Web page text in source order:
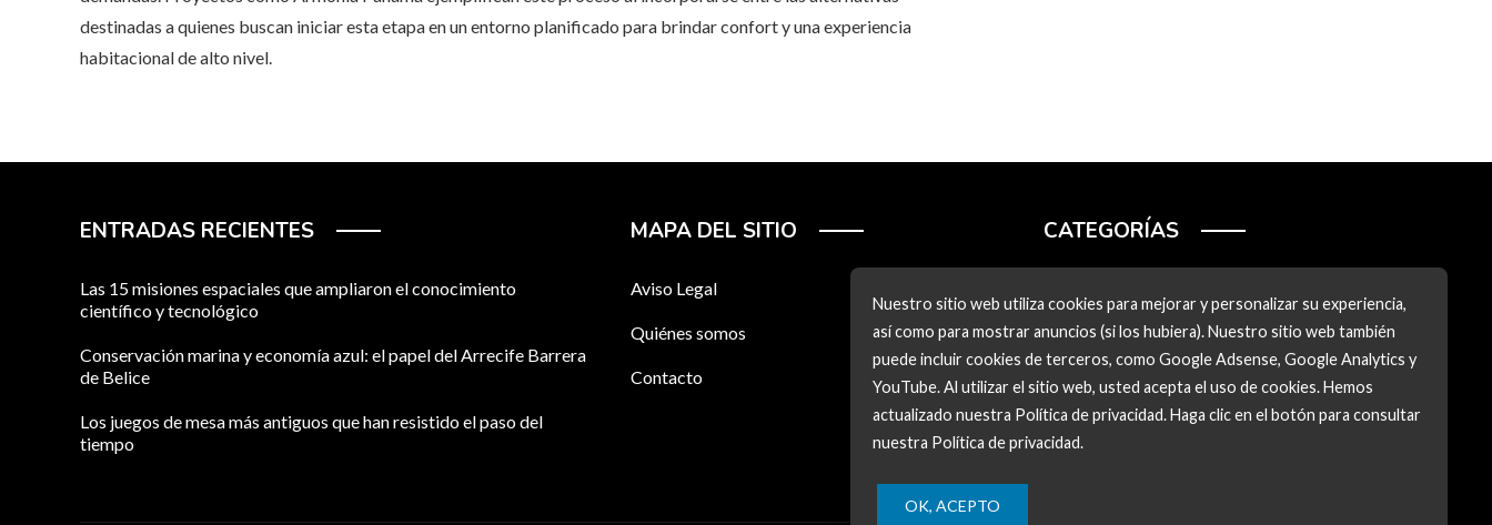
Nuestro sitio web utiliza cookies para mejorar y personalizar su experiencia,
así como para mostrar anuncios (si los hubiera). Nuestro sitio web también
puede incluir cookies de terceros, como Google Adsense, Google Analytics y
YouTube. Al utilizar el sitio web, usted acepta el uso de cookies. Hemos
actualizado nuestra Política de privacidad. Haga clic en el botón para consultar
nuestra Política de privacidad.
OK, ACEPTO
destinadas a quienes buscan iniciar esta etapa en un entorno planificado para brindar confort y una experiencia
habitacional de alto nivel.
ENTRADAS RECIENTES
Las 15 misiones espaciales que ampliaron el conocimiento
científico y tecnológico
Conservación marina y economía azul: el papel del Arrecife Barrera
de Belice
Los juegos de mesa más antiguos que han resistido el paso del
tiempo
MAPA DEL SITIO
Aviso Legal
Quiénes somos
Contacto
CATEGORÍAS
Cultura y ocio
Inversiones y negocios
Responsabilidad social